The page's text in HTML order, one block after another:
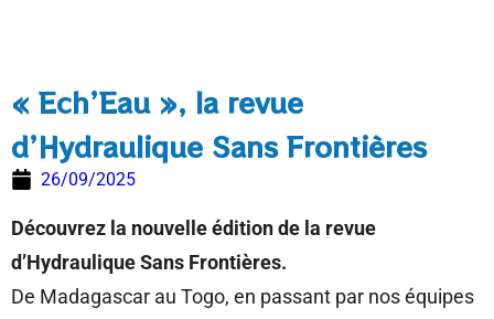
« Ech’Eau », la revue
d’Hydraulique Sans Frontières
26/09/2025
Découvrez la nouvelle édition de la revue
d’Hydraulique Sans Frontières.
De Madagascar au Togo, en passant par nos équipes